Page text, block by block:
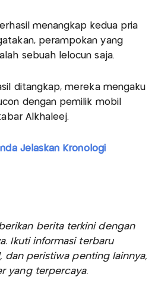
menangkap kedua pria
perampokan yang
sebuah lelocun saja.
ditangkap, mereka mengaku
dengan pemilik mobil
Alkhaleej.
Jelaskan Kronologi
berita terkini dengan
Ikuti informasi terbaru
dan peristiwa penting lainnya,
yang terpercaya.